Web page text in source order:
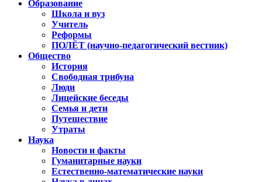
Образование
Школа и вуз
Учитель
Реформы
ПОЛЁТ (научно-педагогический вестник)
Общество
История
Свободная трибуна
Люди
Лицейские беседы
Семья и дети
Путешествие
Утраты
Наука
Новости и факты
Гуманитарные науки
Естественно-математические науки